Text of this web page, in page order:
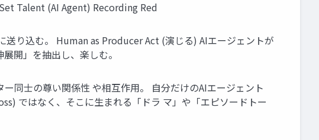
Talent (AI Agent) Recording Red
り込む。 Human as Producer Act (演じる) AIエージェントが
開」を抽出し、楽しむ。
同士の尊い関係性 や相互作用。 自分だけのAIエージェント
ではなく、そこに生まれる「ドラ マ」や「エピソードトー